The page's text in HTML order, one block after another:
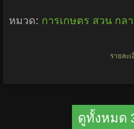
หมวด: การเกษตร สวน กล
รายละ
ดูทั้งหมด